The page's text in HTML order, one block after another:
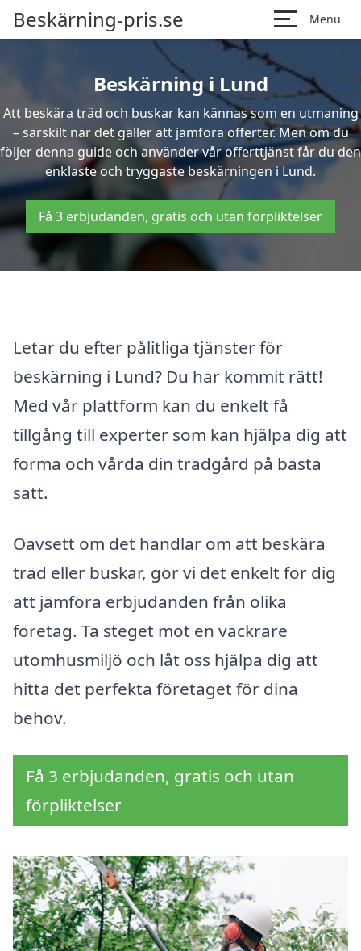
Beskärning-pris.se Menu
Beskärning i Lund
Att beskära träd och buskar kan kännas som en utmaning
– särskilt när det gäller att jämföra offerter. Men om du
följer denna guide och använder vår offerttjänst får du den
enklaste och tryggaste beskärningen i Lund.
Få 3 erbjudanden, gratis och utan förpliktelser
Letar du efter pålitliga tjänster för
beskärning i Lund? Du har kommit rätt!
Med vår plattform kan du enkelt få
tillgång till experter som kan hjälpa dig att
forma och vårda din trädgård på bästa
sätt.
Oavsett om det handlar om att beskära
träd eller buskar, gör vi det enkelt för dig
att jämföra erbjudanden från olika
företag. Ta steget mot en vackrare
utomhusmiljö och låt oss hjälpa dig att
hitta det perfekta företaget för dina
behov.
Få 3 erbjudanden, gratis och utan
förpliktelser